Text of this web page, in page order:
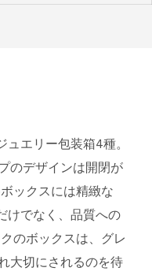
ュエリー包装箱4種。
のデザインは開閉が
ックスには精緻な
けでなく、品質への
のボックスは、グレ
大切にされるのを待